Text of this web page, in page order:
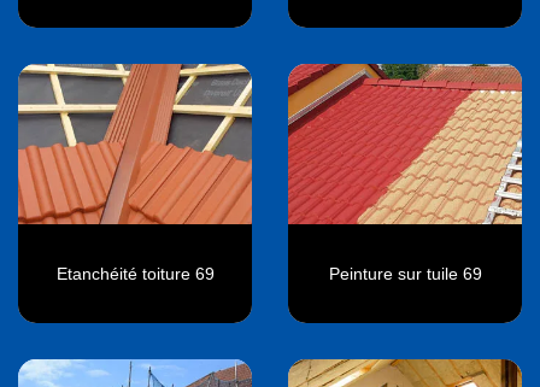
Etanchéité toiture 69 Peinture sur tuile 69